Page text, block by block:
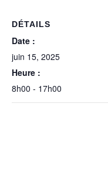
DÉTAILS
Date :
juin 15, 2025
Heure :
8h00 - 17h00